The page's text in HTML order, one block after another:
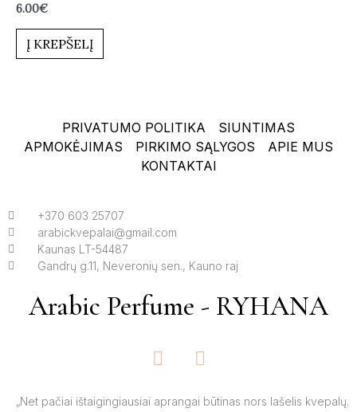
Įvertinimas:
iš
6.00€
Į KREPŠELĮ
PRIVATUMO POLITIKA
SIUNTIMAS
APMOKĖJIMAS
PIRKIMO SĄLYGOS
APIE MUS
KONTAKTAI
+370 603 25707
arabickvepalai@gmail.com
Kaunas LT-54487
Gandrų g.11, Neveronių sen., Kauno raj
Arabic Perfume - RYHANA
F
a
e
I
n
t
„Net pačiai ištaigingiausiai aprangai būtinas nors lašelis kvepalų.